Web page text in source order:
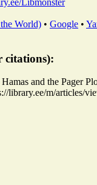
World) • Google •
citations):
and the Pager
m/articles/